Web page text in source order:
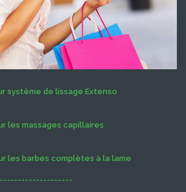
système de lissage Extenso
les massages capillaires
les barbes complètes à la lame